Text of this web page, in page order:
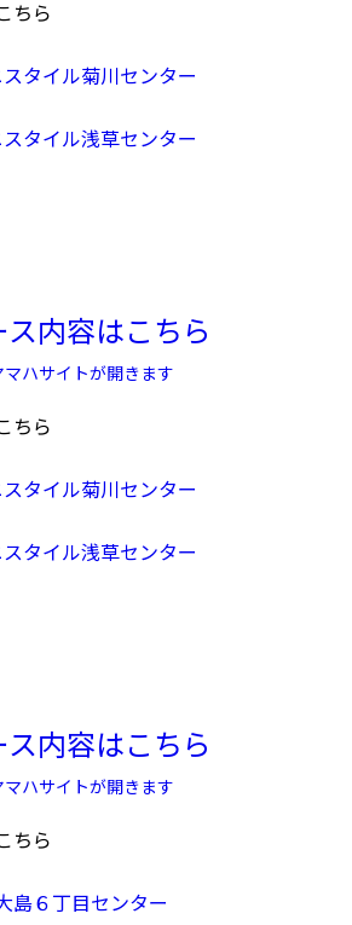
ちら
タイル菊川センター
タイル浅草センター
ス内容はこちら
マハサイトが開きます
ちら
タイル菊川センター
タイル浅草センター
ス内容はこちら
マハサイトが開きます
ちら
島６丁目センター